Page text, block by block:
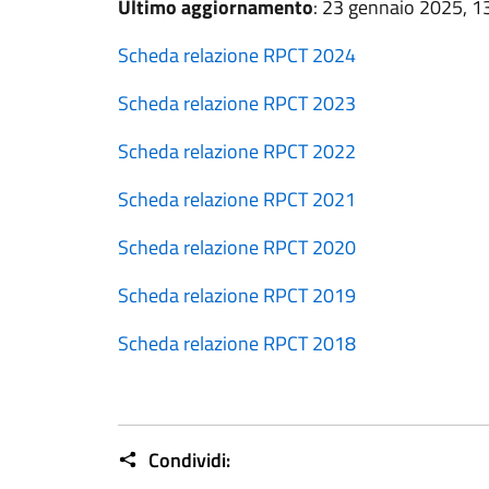
Ultimo aggiornamento: 23 gennaio 2025,
Scheda relazione RPCT 2024
Scheda relazione RPCT 2023
Scheda relazione RPCT 2022
Scheda relazione RPCT 2021
Scheda relazione RPCT 2020
Scheda relazione RPCT 2019
Scheda relazione RPCT 2018
Condividi: